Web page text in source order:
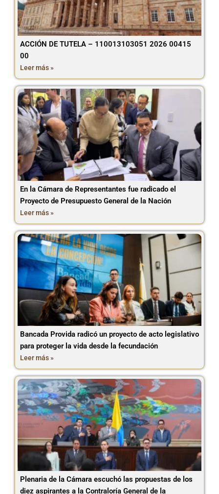
ACCIÓN DE TUTELA – 110013103051 2026 00415
00
Leer más »
En la Cámara de Representantes fue radicado el
Proyecto de Presupuesto General de la Nación
Leer más »
Bancada Provida radicó un proyecto de acto legislativo
para proteger la vida desde la fecundación
Leer más »
Plenaria de la Cámara escuchó las propuestas de los
diez aspirantes a la Contraloría General de la